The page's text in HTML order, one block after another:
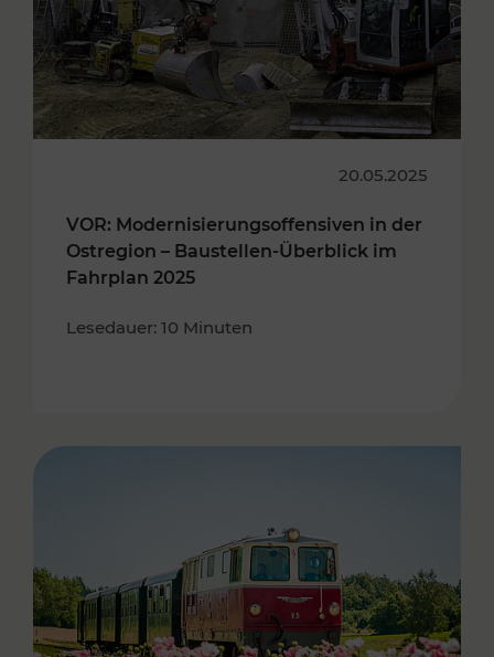
20.05.2025
VOR: Modernisierungsoffensiven in der
Ostregion – Baustellen-Überblick im
Fahrplan 2025
Lesedauer: 10 Minuten